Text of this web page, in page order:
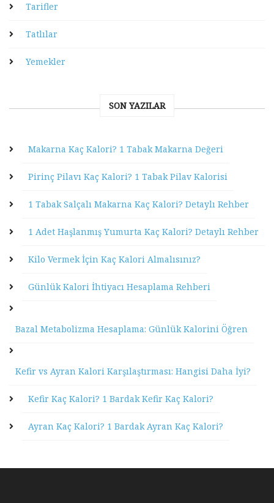
Tarifler
Tatlılar
Yemekler
SON YAZILAR
Makarna Kaç Kalori? 1 Tabak Makarna Değeri
Pirinç Pilavı Kaç Kalori? 1 Tabak Pilav Kalorisi
1 Tabak Salçalı Makarna Kaç Kalori? Detaylı Rehber
1 Adet Haşlanmış Yumurta Kaç Kalori? Detaylı Rehber
Kilo Vermek İçin Kaç Kalori Almalısınız?
Günlük Kalori İhtiyacı Hesaplama Rehberi
Bazal Metabolizma Hesaplama: Günlük Kalorini Öğren
Kefir vs Ayran Kalori Karşılaştırması: Hangisi Daha İyi?
Kefir Kaç Kalori? 1 Bardak Kefir Kaç Kalori?
Ayran Kaç Kalori? 1 Bardak Ayran Kaç Kalori?